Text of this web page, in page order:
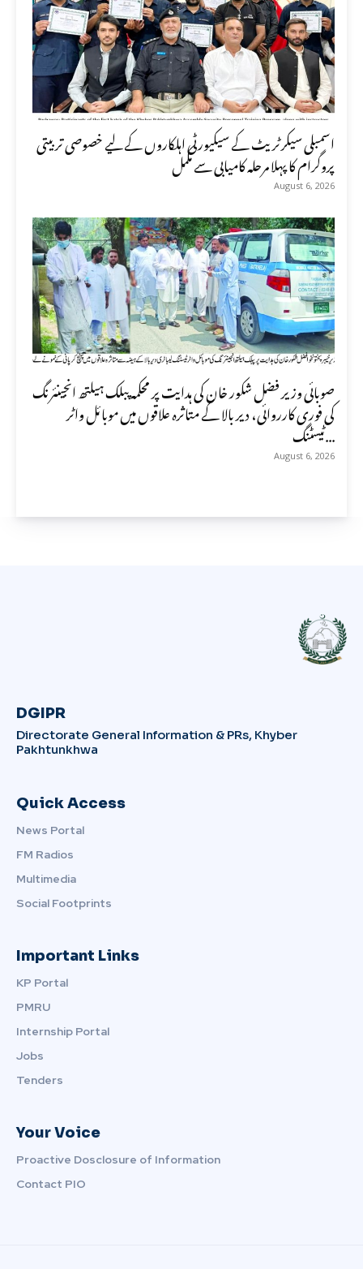
اسمبلی سیکرٹریٹ کے سیکیورٹی اہلکاروں کے لیے خصوصی تربیتی
پروگرام کا پہلا مرحلہ کامیابی سے مکمل
August 6, 2026
صوبائی وزیر فضل شکور خان کی ہدایت پر محکمہ پبلک ہیلتھ انجینئرنگ
کی فوری کارروائی، دیر بالا کے متاثرہ علاقوں میں موبائل واٹر
ٹیسٹنگ...
August 6, 2026
DGIPR
Directorate General Information & PRs, Khyber
Pakhtunkhwa
Quick Access
News Portal
FM Radios
Multimedia
Social Footprints
Important Links
KP Portal
PMRU
Internship Portal
Jobs
Tenders
Your Voice
Proactive Dosclosure of Information
Contact PIO